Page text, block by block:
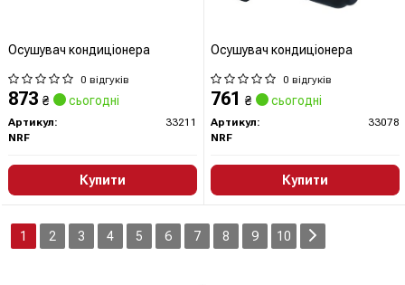
Осушувач кондиціонера
0 відгуків
873 ₴ сьогодні
Артикул:
33211
NRF
Купити
Осушувач кондиціонера
0 відгуків
761 ₴ сьогодні
Артикул:
33078
NRF
Купити
1 2 3 4 5 6 7 8 9 10